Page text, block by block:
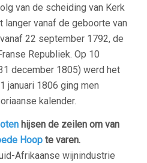
van de scheiding van Kerk
langer vanaf de geboorte van
22 september 1792, de
Republiek. Op 10
december 1805) werd het
januari 1806 ging men
kalender.
hijsen de zeilen om van
Hoop te varen.
Afrikaanse wijnindustrie